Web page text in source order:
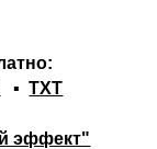
▪TXT
эффект"